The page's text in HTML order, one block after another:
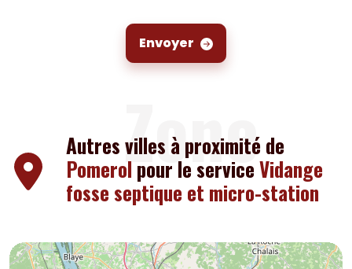
Envoyer
Zone
Autres villes à proximité de
Pomerol pour le serviceVidange
fosse septique et micro-station